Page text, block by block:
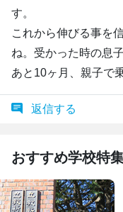
す。
これから伸びる事を
ね。受かった時の息
あと10ヶ月、親子で
返信する
おすすめ学校特